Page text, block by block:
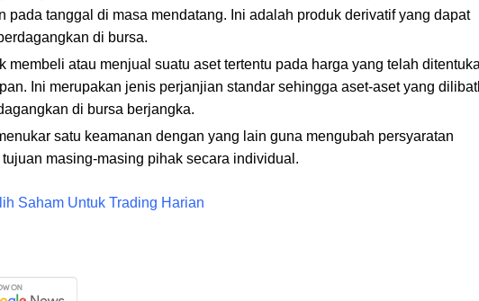
pada tanggal di masa mendatang. Ini adalah produk derivatif yang dapat
di bursa.
membeli atau menjual suatu aset tertentu pada harga yang telah
Ini merupakan jenis perjanjian standar sehingga aset-aset yang
di bursa berjangka.
satu keamanan dengan yang lain guna mengubah persyaratan
masing-masing pihak secara individual.
Saham Untuk Trading Harian